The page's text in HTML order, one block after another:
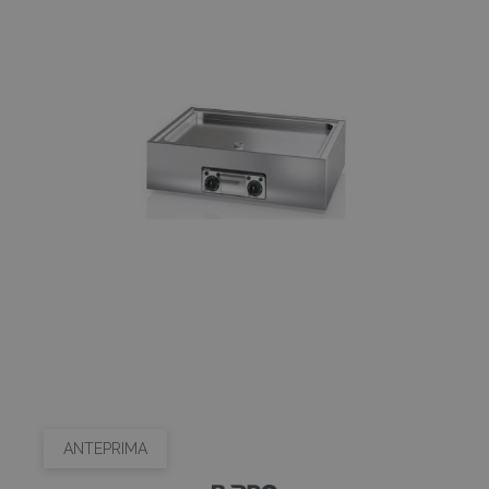
ANTEPRIMA